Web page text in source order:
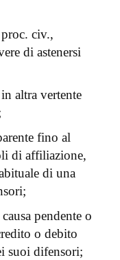
civ.,
di astenersi
altra vertente
fino al
di affiliazione,
di una
pendente o
o debito
suoi difensori;